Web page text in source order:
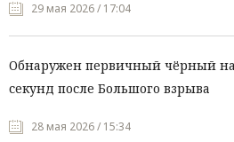
29 мая 2026 / 17:04
Обнаружен первичный чёрный
секунд после Большого взрыва
28 мая 2026 / 15:34